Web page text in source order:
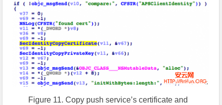
Figure 11. Copy push service’s certificate and